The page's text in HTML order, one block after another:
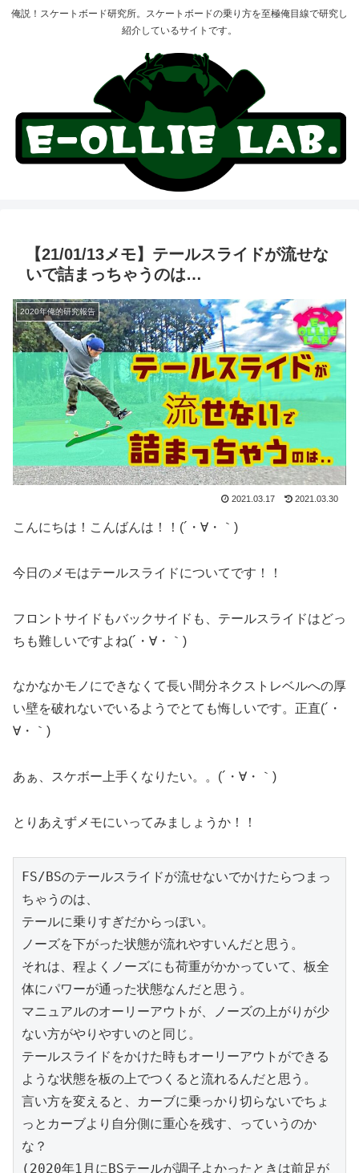
俺説！スケートボード研究所。スケートボードの乗り方を至極俺目線で研究し
紹介しているサイトです。
【21/01/13メモ】テールスライドが流せな
いで詰まっちゃうのは…
2020年俺的研究報告
2021.03.17 2021.03.30
こんにちは！こんばんは！！(´・∀・｀)
今日のメモはテールスライドについてです！！
フロントサイドもバックサイドも、テールスライドはどっ
ちも難しいですよね(´・∀・｀)
なかなかモノにできなくて長い間分ネクストレベルへの厚
い壁を破れないでいるようでとても悔しいです。正直(´・
∀・｀)
あぁ、スケボー上手くなりたい。。(´・∀・｀)
とりあえずメモにいってみましょうか！！
FS/BSのテールスライドが流せないでかけたらつまっ
ちゃうのは、
テールに乗りすぎだからっぽい。
ノーズを下がった状態が流れやすいんだと思う。
それは、程よくノーズにも荷重がかかっていて、板全
体にパワーが通った状態なんだと思う。
マニュアルのオーリーアウトが、ノーズの上がりが少
ない方がやりやすいのと同じ。
テールスライドをかけた時もオーリーアウトができる
ような状態を板の上でつくると流れるんだと思う。
言い方を変えると、カーブに乗っかり切らないでちょ
っとカーブより自分側に重心を残す、っていうのか
な？
(2020年1月にBSテールが調子よかったときは前足が